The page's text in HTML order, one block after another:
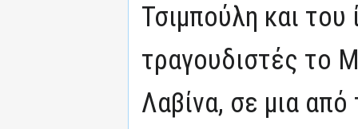
Τσιμπούλη και του
τραγουδιστές το
Λαβίνα, σε μια